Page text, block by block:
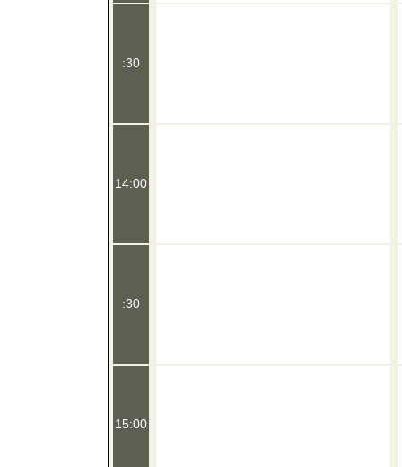
:30
14:00
:30
15:00